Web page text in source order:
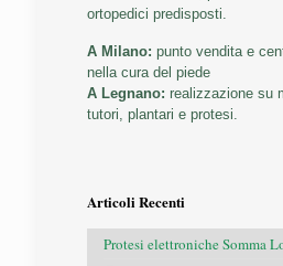
ortopedici predisposti.
A Milano: punto vendita e
nella cura del piede
A Legnano: realizzazione su
tutori, plantari e protesi.
Articoli Recenti
Protesi elettroniche Somma